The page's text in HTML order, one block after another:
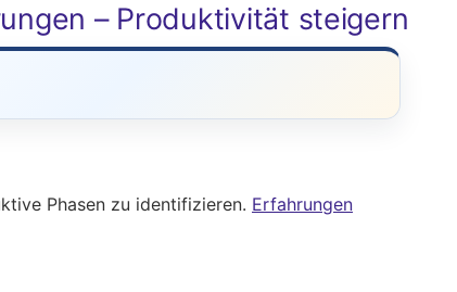
– Produktivität steigern
Phasen zu identifizieren. Erfahrungen